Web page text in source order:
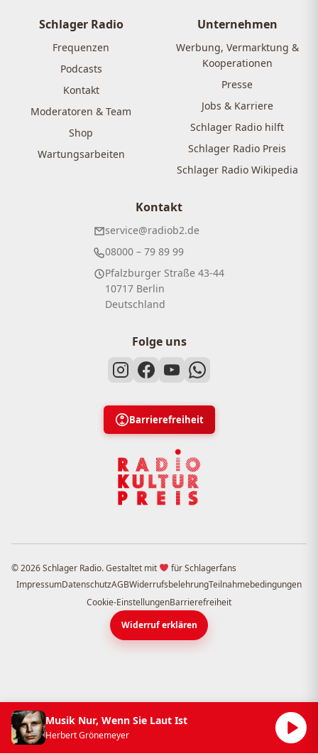
Schlager Radio
Frequenzen
Podcasts
Kontakt
Moderatoren & Team
Shop
Wartungsarbeiten
Unternehmen
Werbung, Vermarktung &
Kooperationen
Presse
Jobs & Karriere
Schlager Radio hilft
Schlager Radio Preis
Schlager Radio Wikipedia
Kontakt
service@radiob2.de
08000 – 79 89 99
Pfalzburger Straße 43-44
10717 Berlin
Deutschland
Folge uns
Barrierefreiheit
© 2026 Schlager Radio. Gestaltet mit
für Schlagerfans
ImpressumDatenschutzAGBWiderrufsbelehrungTeilnahmebedingungen
Cookie-EinstellungenBarrierefreiheit
Widerruf erklären
Musik Nur, Wenn Sie Laut Ist
Herbert Grönemeyer